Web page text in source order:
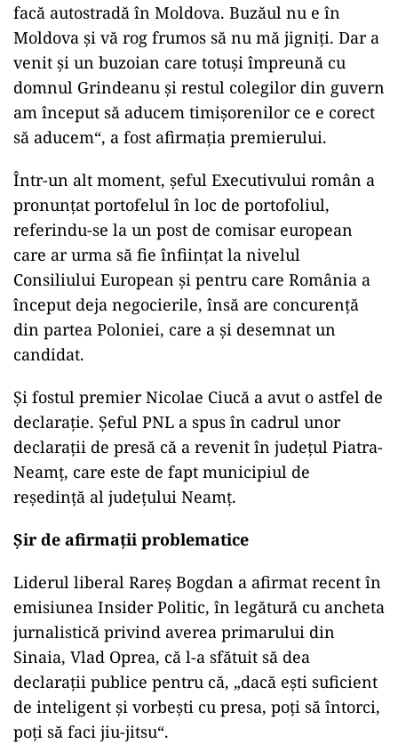
facă autostradă în Moldova. Buzăul nu e în
Moldova și vă rog frumos să nu mă jigniți. Dar a
venit și un buzoian care totuși împreună cu
domnul Grindeanu și restul colegilor din guvern
am început să aducem timișorenilor ce e corect
să aducem“, a fost afirmația premierului.
Într-un alt moment, șeful Executivului român a
pronunțat portofelul în loc de portofoliul,
referindu-se la un post de comisar european
care ar urma să fie înființat la nivelul
Consiliului European și pentru care România a
început deja negocierile, însă are concurență
din partea Poloniei, care a și desemnat un
candidat.
Și fostul premier Nicolae Ciucă a avut o astfel de
declarație. Șeful PNL a spus în cadrul unor
declarații de presă că a revenit în județul Piatra-
Neamț, care este de fapt municipiul de
reședință al județului Neamț.
Șir de afirmații problematice
Liderul liberal Rareș Bogdan a afirmat recent în
emisiunea Insider Politic, în legătură cu ancheta
jurnalistică privind averea primarului din
Sinaia, Vlad Oprea, că l-a sfătuit să dea
declarații publice pentru că, „dacă eşti suficient
de inteligent şi vorbeşti cu presa, poţi să întorci,
poţi să faci jiu-jitsu“.